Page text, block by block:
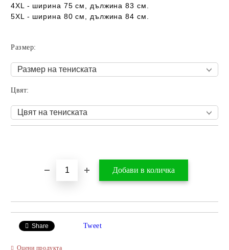
4XL - ширина 75 см, дължина 83 см.
5XL - ширина 80 см, дължина 84 см.
Размер:
Цвят:
Share Tweet
Оцени продукта